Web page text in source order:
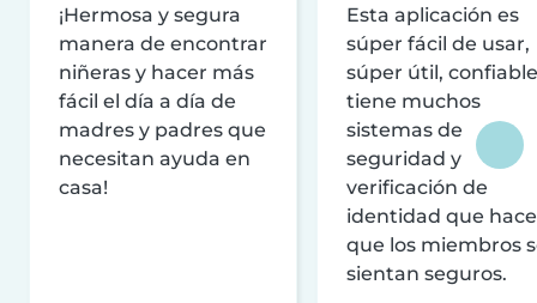
¡Hermosa y segura
manera de encontrar
niñeras y hacer más
fácil el día a día de
madres y padres que
necesitan ayuda en
casa!
Esta aplicación es
súper fácil de usar,
súper útil,
tiene muchos
sistemas de
seguridad y
verificación de
identidad que
que los miembros
sientan seguros.